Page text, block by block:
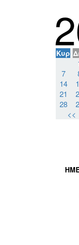
Κυρ
7
14
21
28
<<